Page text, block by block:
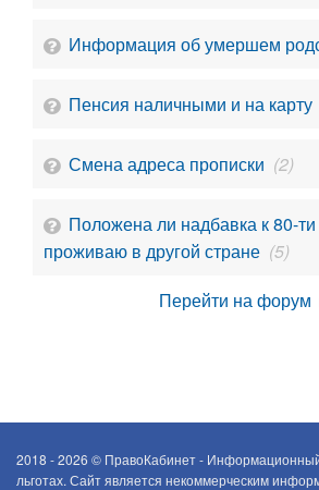
Информация об умершем
Пенсия наличными и на карту
Смена адреса прописки (2)
Положена ли надбавка к 80-
проживаю в другой стране (5)
Перейти на форум
2018 - 2026 © ПравоКабинет -
льготах. Сайт является некоммерческим